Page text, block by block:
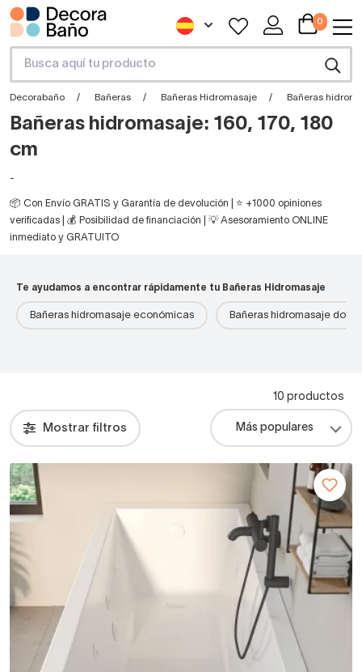
0
Decorabaño Bañeras Bañeras Hidromasaje Bañeras
Bañeras hidromasaje: 160, 170, 180
cm
-
📦 Con Envío GRATIS y Garantía de devolución | ⭐ +1000 opiniones
verificadas | 💰 Posibilidad de financiación | 💡 Asesoramiento ONLINE
inmediato y GRATUITO
Te ayudamos a encontrar rápidamente tu Bañeras Hidromasaje
Bañeras hidromasaje económicas Bañeras hidromasaje
Mostrar filtros
10 productos